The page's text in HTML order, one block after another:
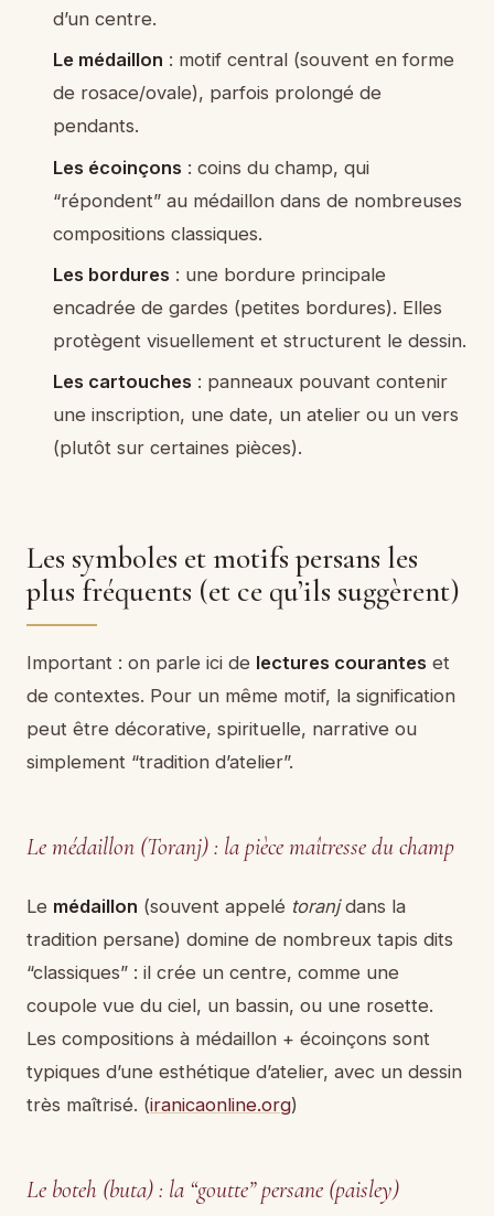
d’un centre.
Le médaillon : motif central (souvent en forme
de rosace/ovale), parfois prolongé de
pendants.
Les écoinçons : coins du champ, qui
“répondent” au médaillon dans de nombreuses
compositions classiques.
Les bordures : une bordure principale
encadrée de gardes (petites bordures). Elles
protègent visuellement et structurent le dessin.
Les cartouches : panneaux pouvant contenir
une inscription, une date, un atelier ou un vers
(plutôt sur certaines pièces).
Les symboles et motifs persans les
plus fréquents (et ce qu’ils suggèrent)
Important : on parle ici de lectures courantes et
de contextes. Pour un même motif, la signification
peut être décorative, spirituelle, narrative ou
simplement “tradition d’atelier”.
Le médaillon (Toranj) : la pièce maîtresse du champ
Le médaillon (souvent appelé toranjdans la
tradition persane) domine de nombreux tapis dits
“classiques” : il crée un centre, comme une
coupole vue du ciel, un bassin, ou une rosette.
Les compositions à médaillon + écoinçons sont
typiques d’une esthétique d’atelier, avec un dessin
très maîtrisé. (iranicaonline.org)
Le boteh (buta) : la “goutte” persane (paisley)